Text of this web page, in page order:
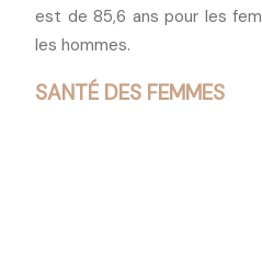
est de 85,6 ans pour les
les hommes.
SANTÉ DES FEMMES